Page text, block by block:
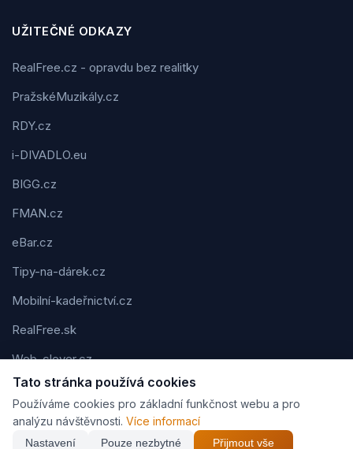
UŽITEČNÉ ODKAZY
RealFree.cz - opravdu bez realitky
PražskéMuzikály.cz
RDY.cz
i-DIVADLO.eu
BIGG.cz
FMAN.cz
eBar.cz
Tipy-na-dárek.cz
Mobilní-kadeřnictví.cz
RealFree.sk
Web-clever.cz
Kvízov.cz
Karavaning.net
CVčko.eu
Tato stránka používá cookies
Používáme cookies pro základní funkčnost webu a pro
analýzu návštěvnosti. Více informací
Nastavení Pouze nezbytné Přijmout vše